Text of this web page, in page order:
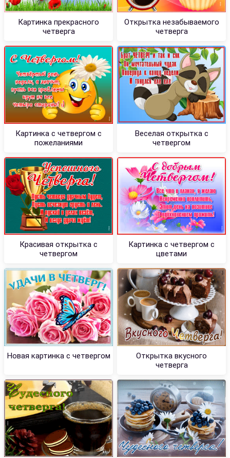
Картинка прекрасного
четверга
Открытка незабываемого
четверга
Картинка с четвергом с
пожеланиями
Веселая открытка с
четвергом
Красивая открытка с
четвергом
Картинка с четвергом с
цветами
Новая картинка с четвергом
Открытка вкусного
четверга